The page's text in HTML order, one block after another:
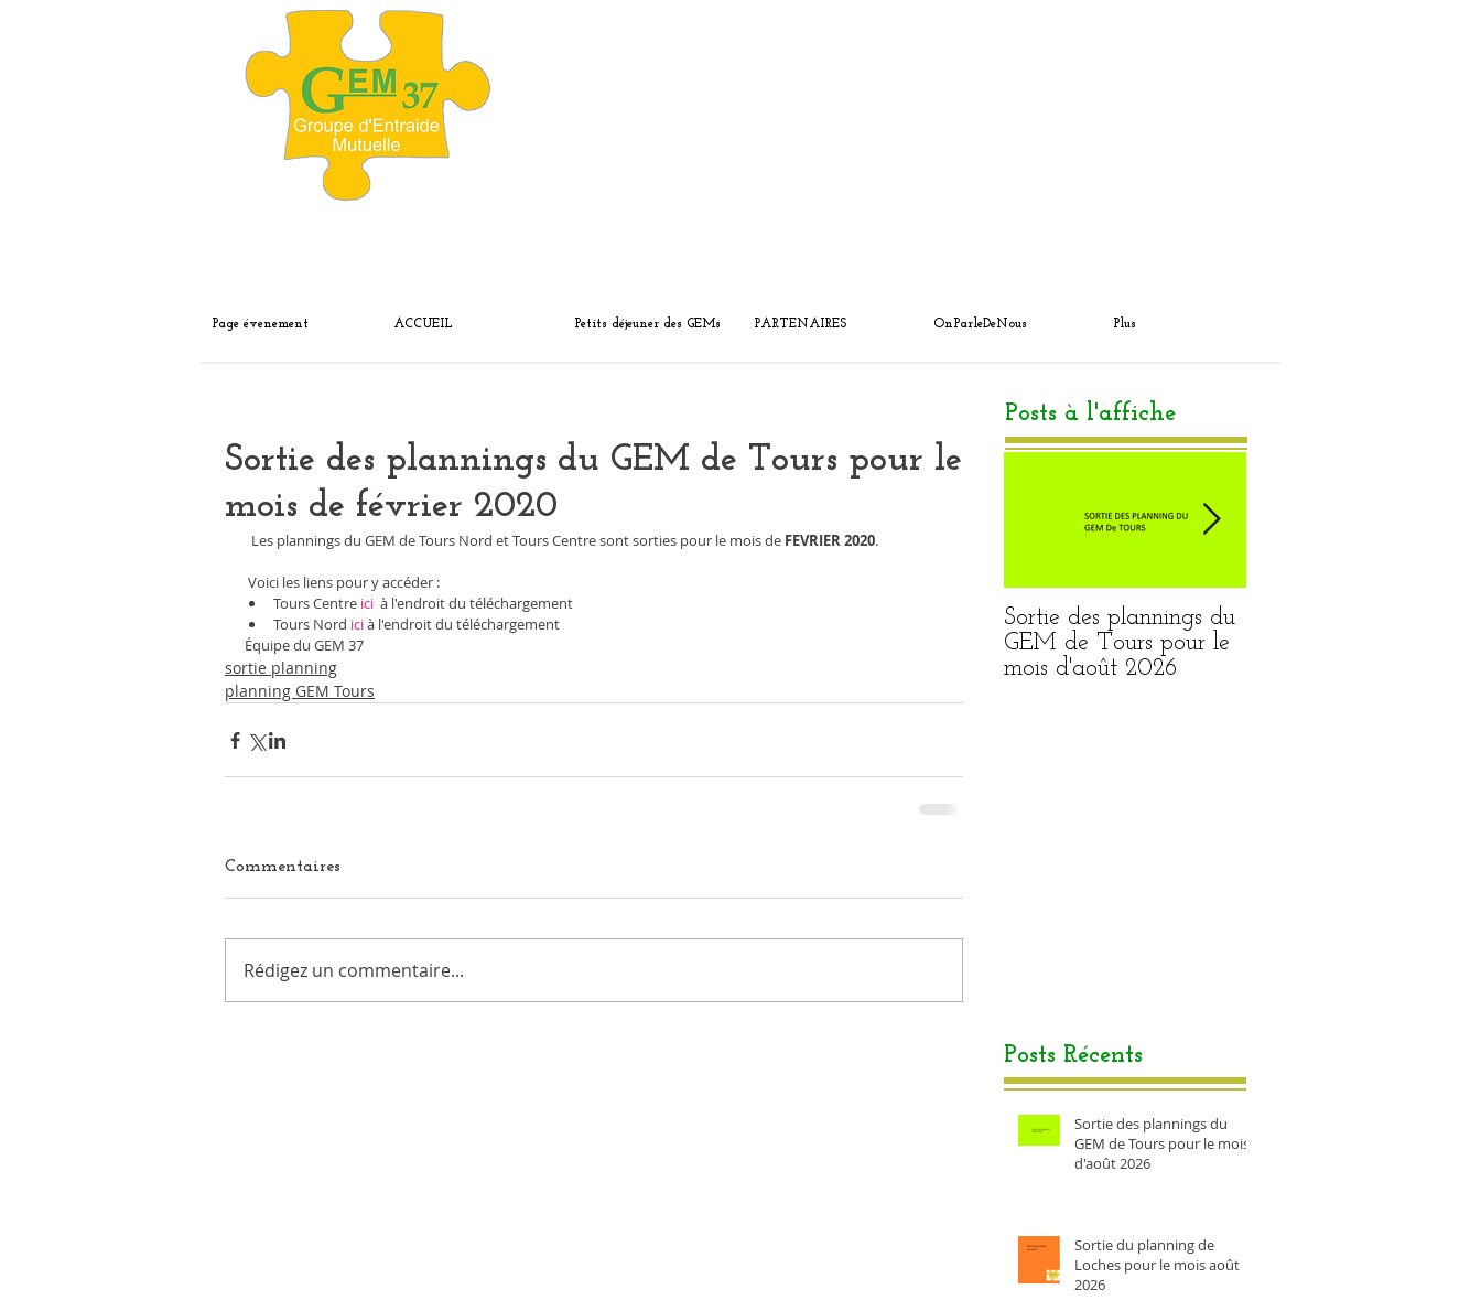
Page évenement ACCUEIL Petits déjeuner des GEMs PARTENAIRES OnParleDeNous Plus
Sortie des plannings du GEM de Tours pour le
mois de février 2020
  Les plannings du GEM de Tours Nord et Tours Centre sont sorties pour le mois de
FEVRIER 2020.
Voici les liens pour y accéder :
Tours Centre ici à l'endroit du téléchargement
Tours Nord ici à l'endroit du téléchargement
Équipe du GEM 37
sortie planning
planning GEM Tours
Commentaires
Rédigez un commentaire...
Posts à l'affiche
Sortie des plannings du
GEM de Tours pour le
mois d'août 2026
Posts Récents
Sortie des plannings du
GEM de Tours pour le mois
d'août 2026
Sortie du planning de
Loches pour le mois août
2026